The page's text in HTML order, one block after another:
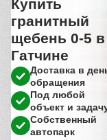
Купить
гранитный
щебень 0-5 в
Гатчине
Доставка в
обращения
Под любой
объект и
Собственный
автопарк